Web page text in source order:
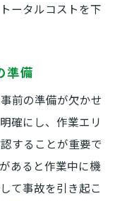
ータルコストを下
準備
前の準備が欠かせ
確にし、作業エリ
することが重要で
あると作業中に機
て事故を引き起こ